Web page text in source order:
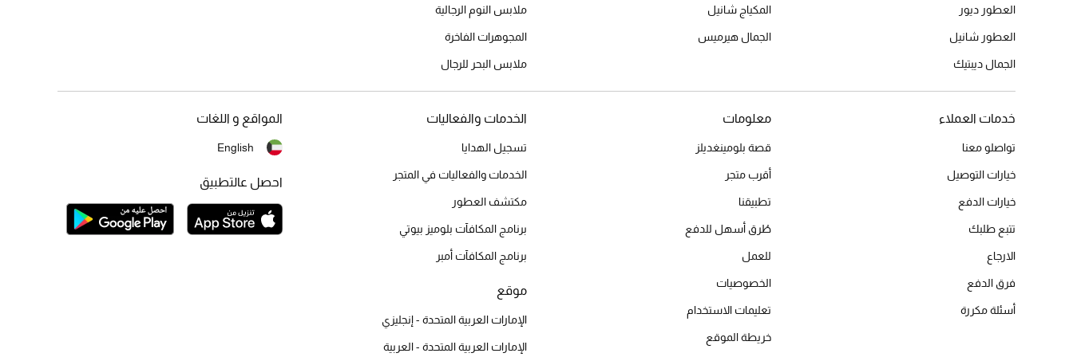
العطور ديور
العطور شانيل
الجمال ديبتيك
المكياج شانيل
الجمال هيرميس
ملابس النوم الرجالية
المجوهرات الفاخرة
ملابس البحر للرجال
خدمات العملاء
تواصلو معنا
خيارات التوصيل
خيارات الدفع
تتبع طلبك
الارجاع
فرق الدفع
أسئلة مكررة
معلومات
قصة بلومينغديلز
أقرب متجر
تطبيقنا
طُرق أسهل للدفع
للعمل
الخصوصيات
تعليمات الاستخدام
خريطة الموقع
الخدمات والفعاليات
تسجيل الهدايا
الخدمات والفعاليات في المتجر
مكتشف العطور
برنامج المكافآت بلوميز بيوتي
برنامج المكافآت أمبر
موقع
الإمارات العربية المتحدة - إنجليزي
الإمارات العربية المتحدة - العربية
المواقع و اللغات
English
احصل عالتطبيق